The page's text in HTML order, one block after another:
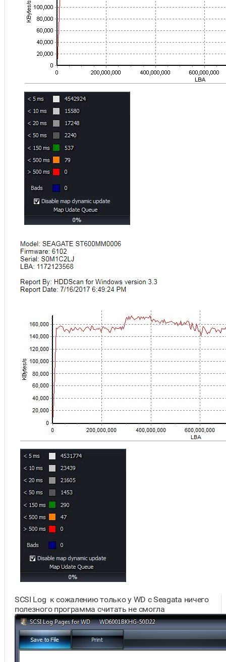
SCSI Log к сожалению только у WD c Seagata ничего
полезного программа считать не смогла